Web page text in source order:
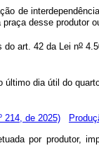
de
desse produtor
do art. 42 da Lei no
último dia útil do
214, de 2025)
por produtor,